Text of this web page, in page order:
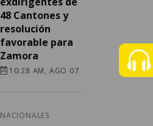
48 Cantones y
resolución
favorable para
Zamora
10:28 AM, AGO 07
NACIONALES